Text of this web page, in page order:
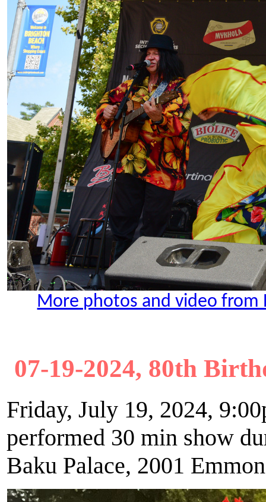
More photos and video from
07-19-2024, 80th
Friday, July 19, 2024,
performed 30 min show
Baku Palace, 2001